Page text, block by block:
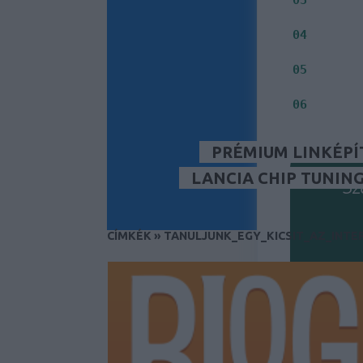
04
05
06
PRÉMIUM
LANCIA CHIP
CÍMKÉK »